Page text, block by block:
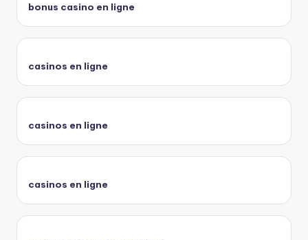
bonus casino en ligne
casinos en ligne
casinos en ligne
casinos en ligne